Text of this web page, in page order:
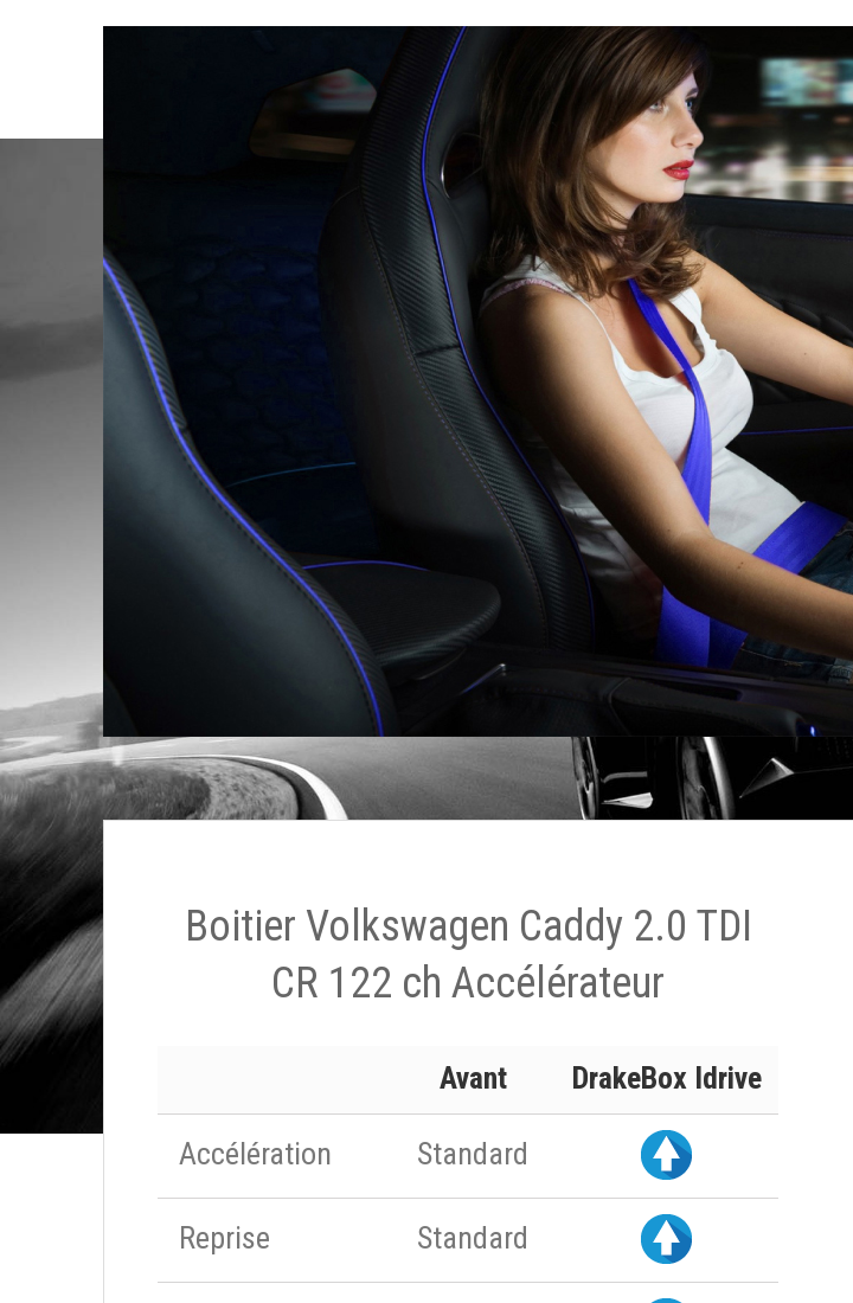
Boitier Volkswagen Caddy 2.0 TDI
CR 122 ch Accélérateur
Avant DrakeBox Idrive
Accélération Standard
Reprise Standard